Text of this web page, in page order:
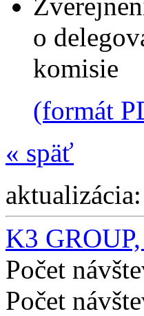
o
komisie
(formát
« späť
K3
Počet
Počet